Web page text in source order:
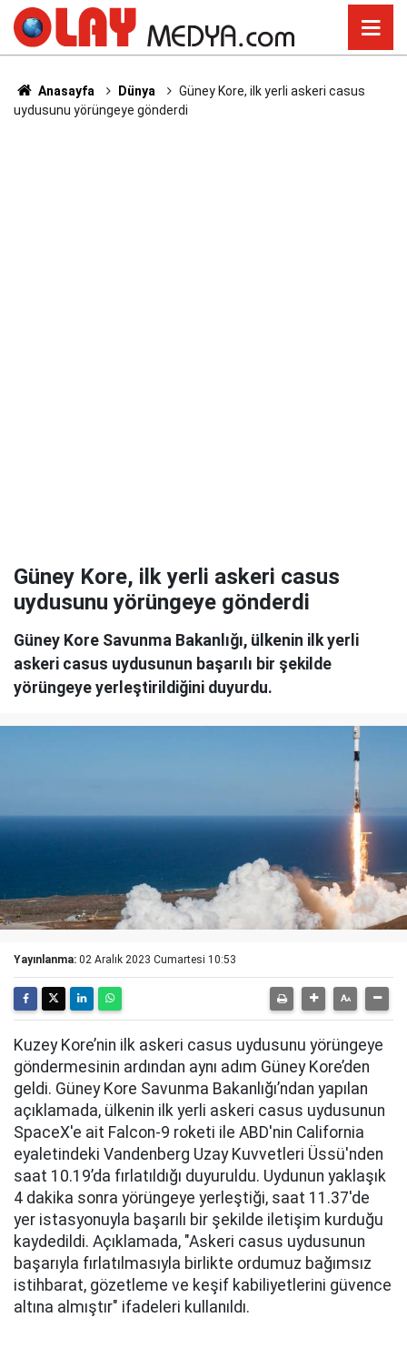
Anasayfa Dünya
Güney Kore, ilk yerli askeri casus
uydusunu yörüngeye gönderdi
Güney Kore, ilk yerli askeri casus
uydusunu yörüngeye gönderdi
Güney Kore Savunma Bakanlığı, ülkenin ilk yerli
askeri casus uydusunun başarılı bir şekilde
yörüngeye yerleştirildiğini duyurdu.
Yayınlanma: 02 Aralık 2023 Cumartesi 10:53
Kuzey Kore’nin ilk askeri casus uydusunu yörüngeye
göndermesinin ardından aynı adım Güney Kore’den
geldi. Güney Kore Savunma Bakanlığı’ndan yapılan
açıklamada, ülkenin ilk yerli askeri casus uydusunun
SpaceX'e ait Falcon-9 roketi ile ABD'nin California
eyaletindeki Vandenberg Uzay Kuvvetleri Üssü'nden
saat 10.19’da fırlatıldığı duyuruldu. Uydunun yaklaşık
4 dakika sonra yörüngeye yerleştiği, saat 11.37'de
yer istasyonuyla başarılı bir şekilde iletişim kurduğu
kaydedildi. Açıklamada, "Askeri casus uydusunun
başarıyla fırlatılmasıyla birlikte ordumuz bağımsız
istihbarat, gözetleme ve keşif kabiliyetlerini güvence
altına almıştır" ifadeleri kullanıldı.